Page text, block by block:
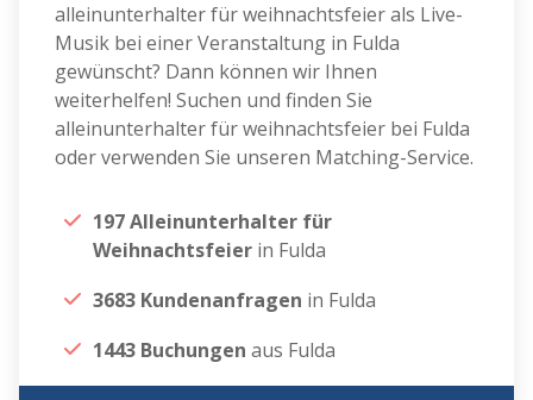
alleinunterhalter für weihnachtsfeier als Live-
Musik bei einer Veranstaltung in Fulda
gewünscht? Dann können wir Ihnen
weiterhelfen! Suchen und finden Sie
alleinunterhalter für weihnachtsfeier bei Fulda
oder verwenden Sie unseren Matching-Service.
197 Alleinunterhalter für
Weihnachtsfeier in Fulda
3683 Kundenanfragen in Fulda
1443 Buchungen aus Fulda